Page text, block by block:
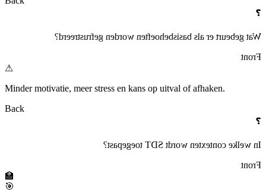
❓
Wat gebeurt er als basisbehoeften worden gefrustreerd?
Front
⚠
Minder motivatie, meer stress en kans op uitval of afhaken.
Back
❓
In welke contexten wordt SDT toegepast?
Front
🏫
🎯